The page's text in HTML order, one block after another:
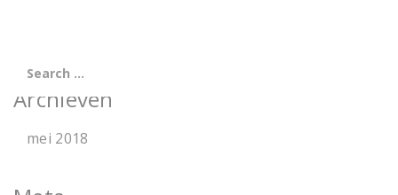
Archieven
mei 2018